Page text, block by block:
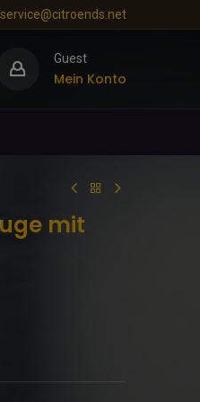
service@citroends.net
Guest
Mein Konto
mit